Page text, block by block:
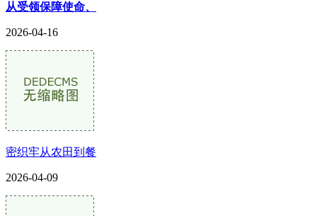
从受领保障使命、
2026-04-16
密织牢从农田到餐
2026-04-09